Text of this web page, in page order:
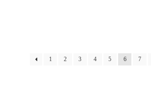
1 2 3 4 5 6 7